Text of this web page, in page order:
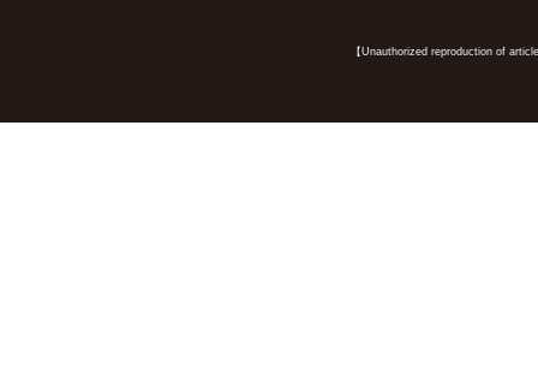
【Unauthorized reproduction of